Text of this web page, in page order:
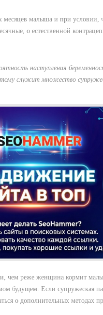
месяцев малыша и при условии,
о естественной
наступления
служит множество
чем реже женщина кормит
будущем. Если супружеская
о дополнительных методах